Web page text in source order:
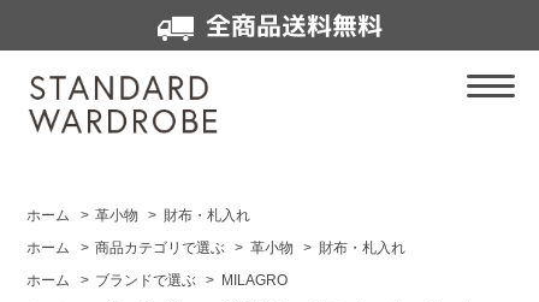
全商品送料無料
ホーム > 革小物 > 財布・札入れ
ホーム
> 商品カテゴリで選ぶ > 革小物 > 財布・札入れ
ホーム
> ブランドで選ぶ > MILAGRO